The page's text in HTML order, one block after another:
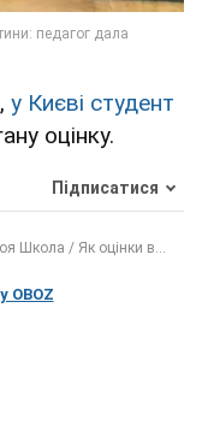
, у Києві студент
оцінку.
Підписатися
Школа Як оцінки в...
OBOZ